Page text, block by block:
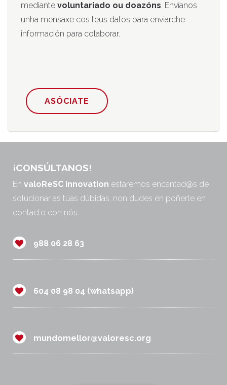
mediante voluntariado ou doazóns. Envíanos
unha mensaxe cos teus datos para enviarche
información para colaborar.
ASÓCIATE
¡CONSÚLTANOS!
En valoReSC innovation estaremos encantad@s de
solucionar as túas dúbidas, non dudes en poñerte en
contacto con nós.
988 06 28 63
604 08 98 04 (whatsapp)
mundomellor@valoresc.org